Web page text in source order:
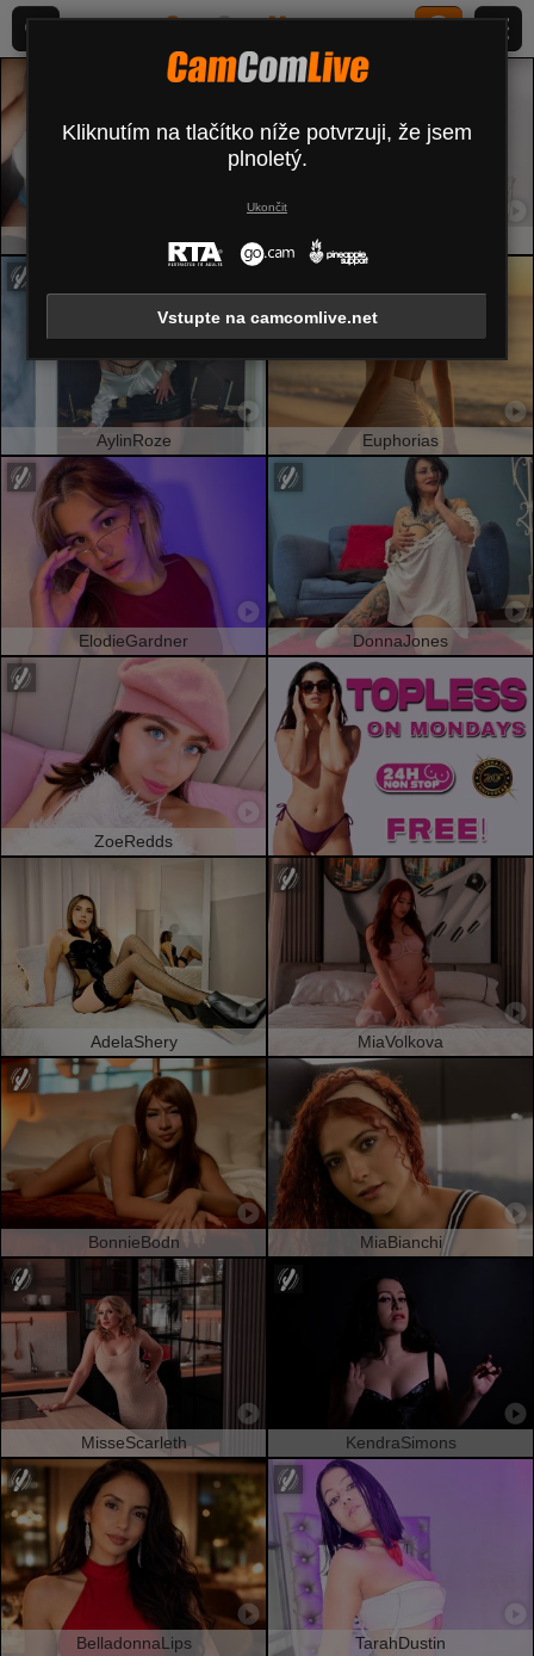
MissGilliSquirty
AylinRoze Euphorias
ElodieGardner DonnaJones
ZoeRedds
AdelaShery MiaVolkova
BonnieBodn MiaBianchi
MisseScarleth KendraSimons
BelladonnaLips TarahDustin
Kliknutím na tlačítko níže potvrzuji, že jsem
plnoletý.
Ukončit
Vstupte na camcomlive.net